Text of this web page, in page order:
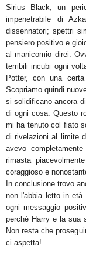
Sirius Black, un
impenetrabile di
dissennatori; spettri
pensiero positivo e
al manicomio direi.
terribili incubi ogni
Potter, con una
Scopriamo quindi
si solidificano ancora
di ogni cosa. Questo
mi ha tenuto col fiato
di rivelazioni al limite
avevo
rimasta
coraggioso e
In conclusione trovo
non l'abbia letto in età
ogni messaggio
perché Harry e la sua
Non resta che
ci aspetta!